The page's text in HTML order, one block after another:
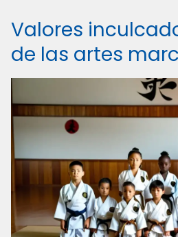
Valores
de las artes